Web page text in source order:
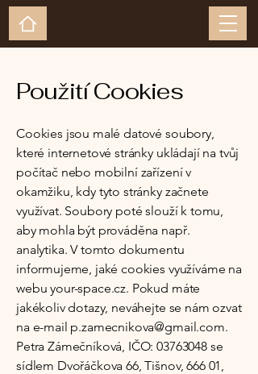
Použití Cookies
Cookies jsou malé datové soubory,
které internetové stránky ukládají na tvůj
počítač nebo mobilní zařízení v
okamžiku, kdy tyto stránky začnete
využívat. Soubory poté slouží k tomu,
aby mohla být prováděna např.
analytika. V tomto dokumentu
informujeme, jaké cookies využíváme na
webu your-space.cz. Pokud máte
jakékoliv dotazy, neváhejte se nám ozvat
na e-mail p.zamecnikova@gmail.com.
Petra Zámečníková, IČO:03763048se
sídlem Dvořáčkova 66, Tišnov, 666 01,